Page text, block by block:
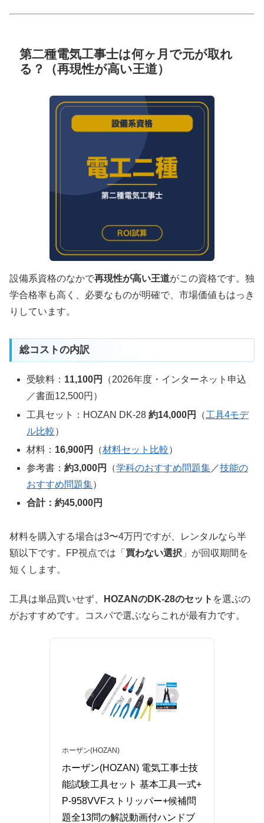
第二種電気工事士は何ヶ月で元が取れ
る？（再現性が高い王道）
設備系資格のなかで再現性が高い王道がこの資格です。独
学合格率も高く、必要なものが明確で、市場価値もはっき
りしています。
総コストの内訳
受験料： 11,100円
（2026年度・インターネット申込
／書面12,500円）
工具セット：HOZAN DK-28約14,000円 （工具4モデ
ル比較）
材料： 16,900円 （材料セット比較）
参考書：約3,000円 （学科のおすすめ問題集 ／技能の
おすすめ問題集）
合計：約45,000円
材料を購入する場合は3〜4万円ですが、レンタルなら半
額以下です。FP視点では「 買わない選択 」が回収期間を
短くします。
工具は単品買いせず、 HOZANのDK-28のセット を選ぶの
がおすすめです。コスパで選ぶならこれが最有力です。
ホーザン(HOZAN)
ホーザン(HOZAN) 電気工事士技
能試験工具セット 基本工具一式+
P-958VVFストリッパー+候補問
題全13問の解説動画付ハンドブ